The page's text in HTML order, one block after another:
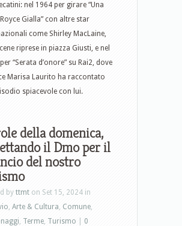
nel 1964 per girare “Una
Gialla” con altre star
come Shirley MacLaine,
riprese in piazza Giusti, e nel
“Serata d’onore” su Rai2, dove
Marisa Laurito ha raccontato
spiacevole con lui.
della domenica,
il Dmo per il
del nostro
by ttmt on Set 15, 2024 in
, Arte & Cultura, Comune,
, Terme, Turismo
0